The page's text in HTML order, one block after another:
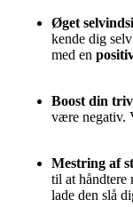
Øget
kende dig
med en
Boost din
være negativ.
Mestring af
til at håndtere
lade den slå